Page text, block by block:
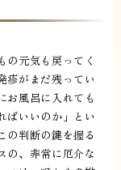
の元気も戻ってく
疹がまだ残ってい
お風呂に入れても
ばいいのか」とい
の判断の鍵を握る
の、非常に厄介な